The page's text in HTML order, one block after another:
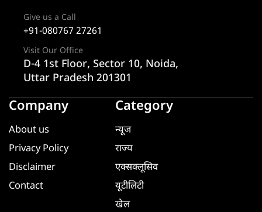
Give us a Call
+91-080767 27261
Visit Our Office
D-4 1st Floor, Sector 10, Noida,
Uttar Pradesh 201301
Company
About us
Privacy Policy
Disclaimer
Contact
Category
न्यूज
राज्य
एक्सक्लूसिव
यूटीलिटी
खेल